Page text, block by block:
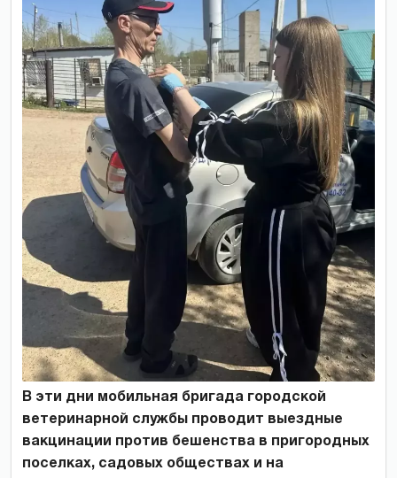
В эти дни мобильная бригада городской
ветеринарной службы проводит выездные
вакцинации против бешенства в пригородных
поселках, садовых обществах и на